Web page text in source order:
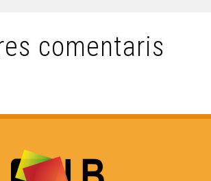
19 : Del cròs a l'araire
22 : Escriches de femnas tarnesas
comentaris